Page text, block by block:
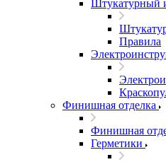
Штукатурный
Правила
Финишная отделка
Финишная
Герметики